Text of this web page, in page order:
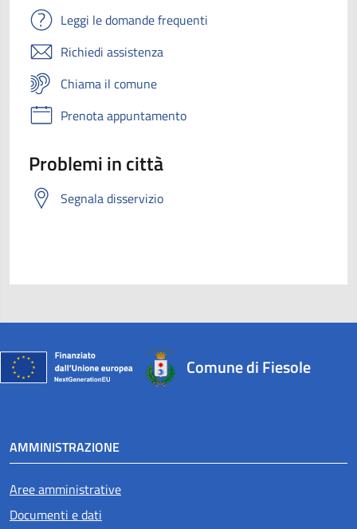
Leggi le domande frequenti
Richiedi assistenza
Chiama il comune
Prenota appuntamento
Problemi in città
Segnala disservizio
Comune di Fiesole
AMMINISTRAZIONE
Aree amministrative
Documenti e dati